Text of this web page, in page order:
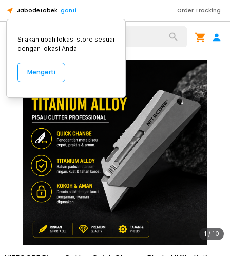
Jabodetabek ganti Order Tracking
Alat Kopi
1 / 10
Silakan ubah lokasi store sesuai
dengan lokasi Anda.
Mengerti